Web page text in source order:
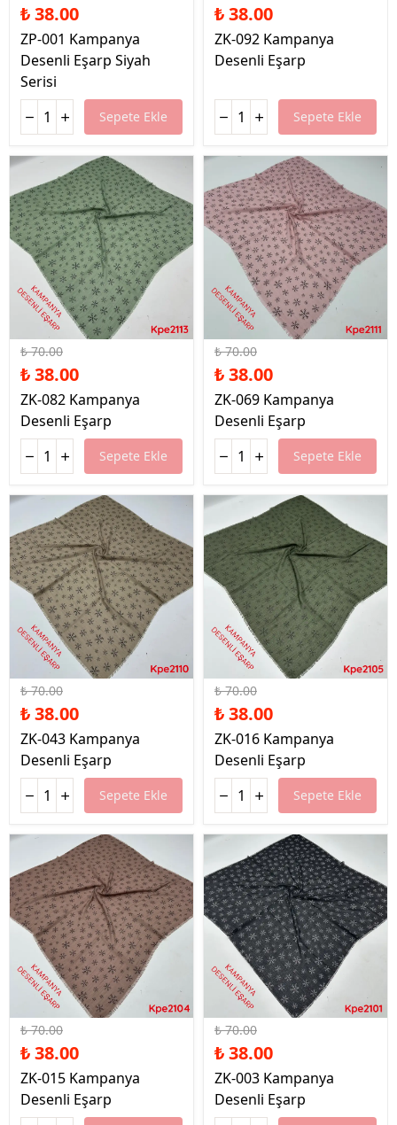
₺ 38.00
ZP-001 Kampanya
Desenli Eşarp Siyah
Serisi
Sepete Ekle
₺ 38.00
ZK-092 Kampanya
Desenli Eşarp
Sepete Ekle
%46 İndirim
₺ 70.00
₺ 38.00
ZK-082 Kampanya
Desenli Eşarp
Sepete Ekle
%46 İndirim
₺ 70.00
₺ 38.00
ZK-069 Kampanya
Desenli Eşarp
Sepete Ekle
%46 İndirim
₺ 70.00
₺ 38.00
ZK-043 Kampanya
Desenli Eşarp
Sepete Ekle
%46 İndirim
₺ 70.00
₺ 38.00
ZK-016 Kampanya
Desenli Eşarp
Sepete Ekle
%46 İndirim
₺ 70.00
₺ 38.00
ZK-015 Kampanya
Desenli Eşarp
%46 İndirim
₺ 70.00
₺ 38.00
ZK-003 Kampanya
Desenli Eşarp